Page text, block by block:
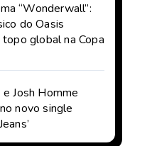
“Wonderwall”:
do Oasis
global na Copa
e Josh Homme
novo single